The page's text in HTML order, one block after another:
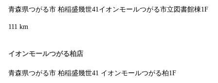
青森県つがる市 柏稲盛幾世41イオンモールつがる市立図書館棟1F
111 km
イオンモールつがる柏店
青森県つがる市 柏稲盛幾世41 イオンモールつがる柏1F